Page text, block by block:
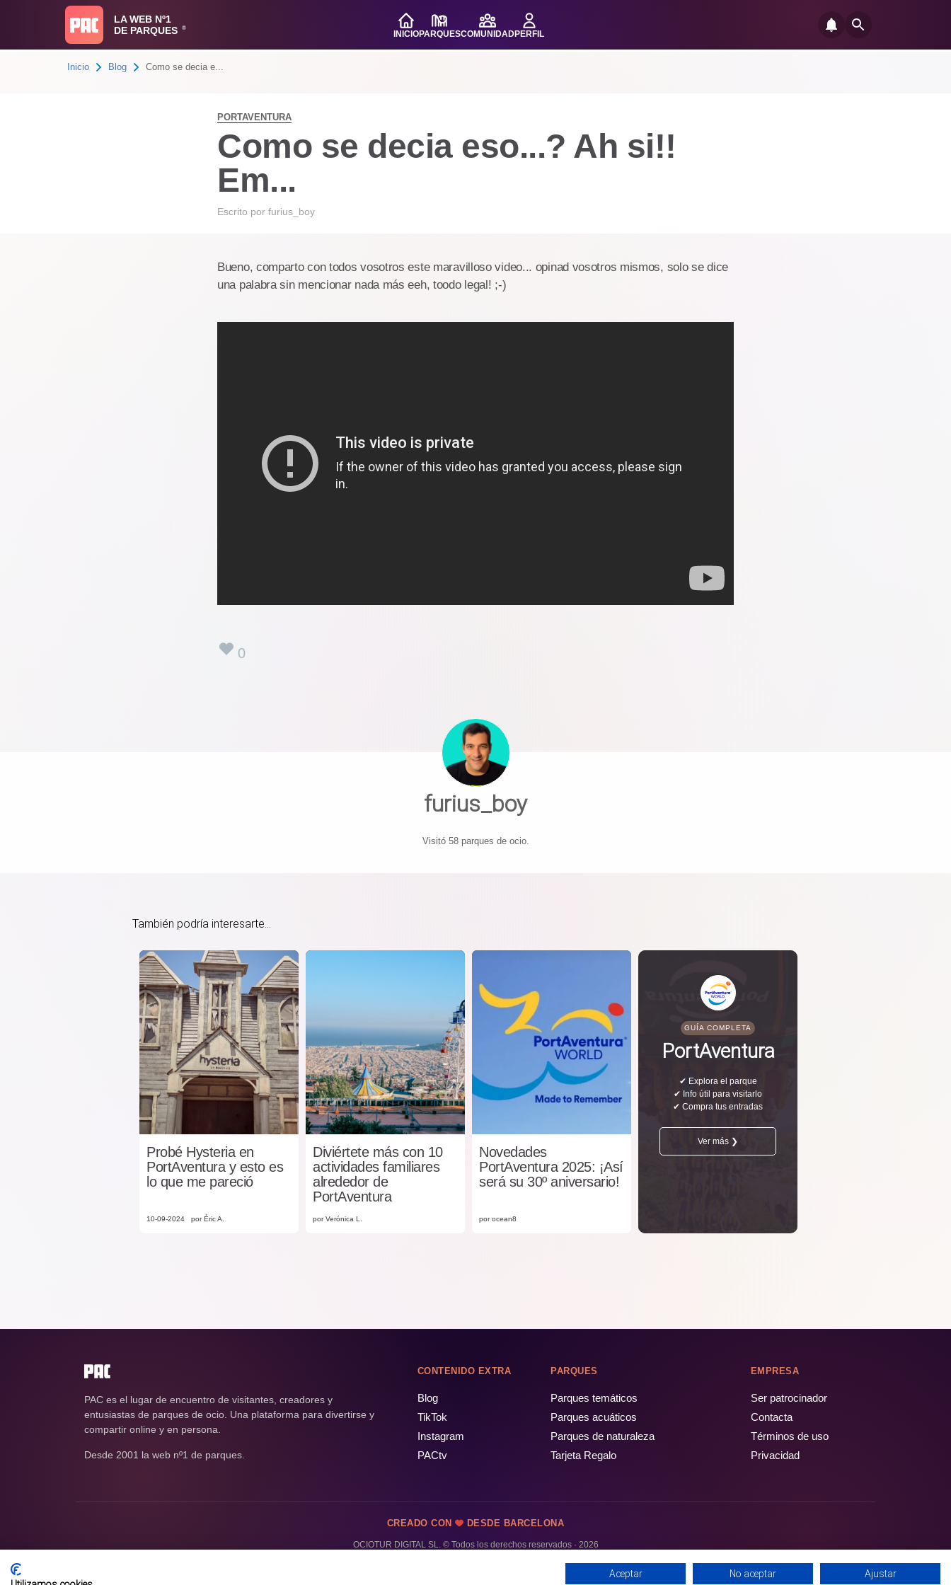
LA WEB Nº1
DE PARQUES
®
INICIOPARQUESCOMUNIDADPERFIL
Inicio Blog Como se decia e...
PORTAVENTURA
Como se decia eso...? Ah si!!
Em...
Escrito por furius_boy
Bueno, comparto con todos vosotros este maravilloso video... opinad vosotros mismos, solo se dice
una palabra sin mencionar nada más eeh, toodo legal! ;-)
0
furius_boy
Visitó 58 parques de ocio.
También podría interesarte...
Probé Hysteria en
PortAventura y esto es
lo que me pareció
10-09-2024 por Éric A.
Diviértete más con 10
actividades familiares
alrededor de
PortAventura
por Verónica L.
Novedades
PortAventura 2025: ¡Así
será su 30º aniversario!
por ocean8
GUÍA COMPLETA
PortAventura
✔ Explora el parque
✔ Info útil para visitarlo
✔ Compra tus entradas
Ver más ❯
PAC es el lugar de encuentro de visitantes, creadores y
entusiastas de parques de ocio. Una plataforma para divertirse y
compartir online y en persona.
Desde 2001 la web nº1 de parques.
CONTENIDO EXTRA
Blog
TikTok
Instagram
PACtv
PARQUES
Parques temáticos
Parques acuáticos
Parques de naturaleza
Tarjeta Regalo
EMPRESA
Ser patrocinador
Contacta
Términos de uso
Privacidad
CREADO CON DESDE BARCELONA
OCIOTUR DIGITAL SL. © Todos los derechos reservados · 2026
Aceptar No aceptar Ajustar